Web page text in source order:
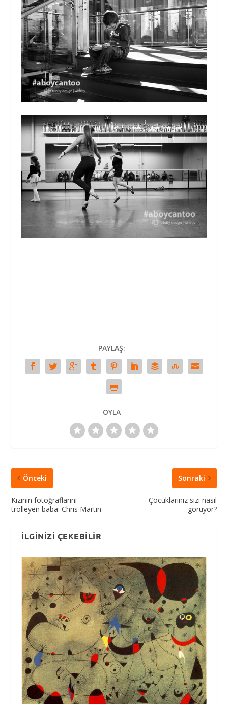
PAYLAŞ:
OYLA
Önceki
Kızının fotoğraflarını
trolleyen baba: Chris Martin
Sonraki
Çocuklarınız sizi nasıl
görüyor?
İLGINIZI ÇEKEBILIR